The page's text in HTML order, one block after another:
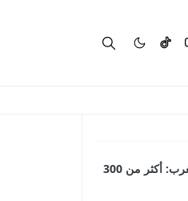
المقاول الذاتي في المغرب: أكثر من 300